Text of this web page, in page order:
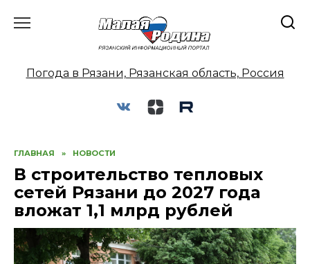
Погода в Рязани, Рязанская область, Россия
ГЛАВНАЯ » НОВОСТИ
В строительство тепловых
сетей Рязани до 2027 года
вложат 1,1 млрд рублей